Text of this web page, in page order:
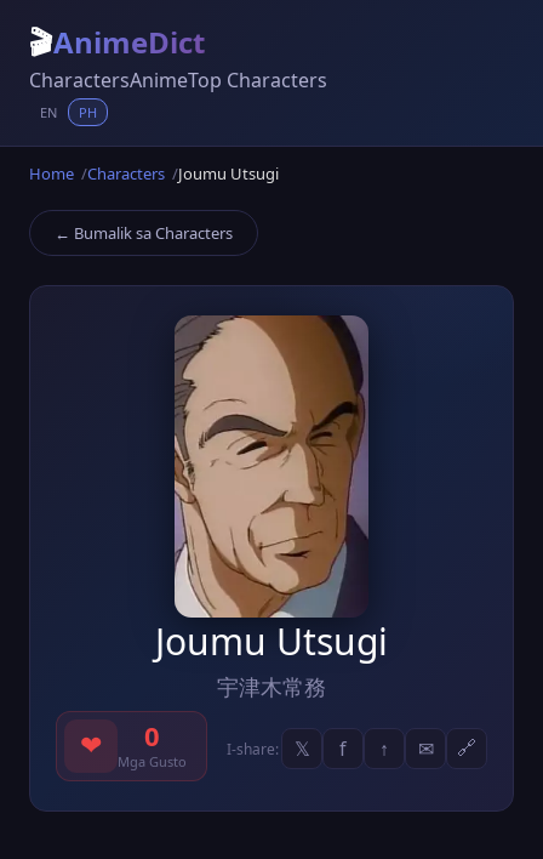
🎬AnimeDict
CharactersAnimeTop Characters
EN PH
Home Characters Joumu Utsugi
← Bumalik sa Characters
Joumu Utsugi
宇津木常務
❤ 0
Mga Gusto
I-share: 𝕏 f ↑ ✉ 🔗